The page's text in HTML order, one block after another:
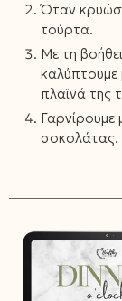
Όταν
τούρτα.
Με τη
πλαϊνά της
Γαρνίρουμε
σοκολάτας.